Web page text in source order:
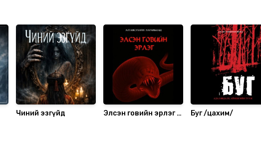
Чиний эзгүйд
Элсэн говийн эрлэг /
Буг /цахим/